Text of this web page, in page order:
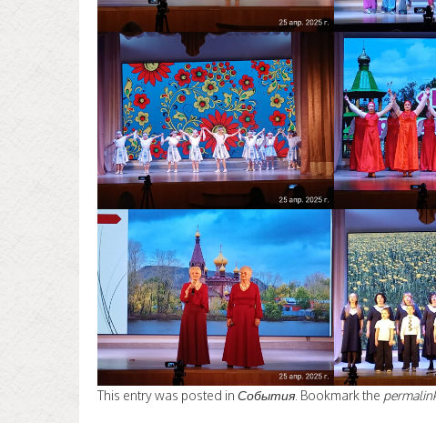
This entry was posted in События . Bookmark the